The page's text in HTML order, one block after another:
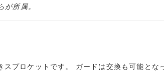
所属。
プロケットです。 ガードは交換も可能とな